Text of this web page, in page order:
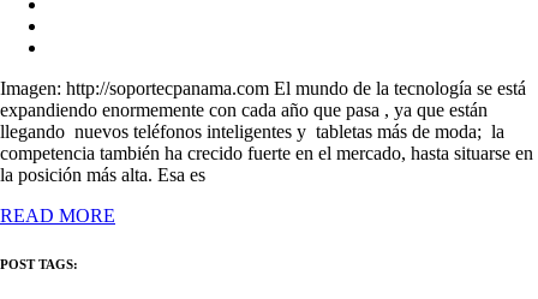
Imagen: http://soportecpanama.com El mundo de la tecnología se está
expandiendo enormemente con cada año que pasa , ya que están
llegando nuevos teléfonos inteligentes y tabletas más de moda; la
competencia también ha crecido fuerte en el mercado, hasta situarse en
la posición más alta. Esa es
READ MORE
POST TAGS: